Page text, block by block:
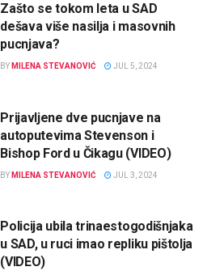
Zašto se tokom leta u SAD
dešava više nasilja i masovnih
pucnjava?
BY MILENA STEVANOVIĆ JUL 5, 2024
Prijavljene dve pucnjave na
autoputevima Stevenson i
Bishop Ford u Čikagu (VIDEO)
BY MILENA STEVANOVIĆ JUL 3, 2024
Policija ubila trinaestogodišnjaka
u SAD, u ruci imao repliku pištolja
(VIDEO)